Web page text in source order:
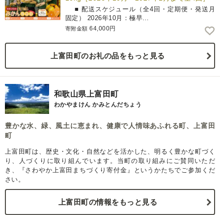
■ 配送スケジュール（全4回・定期便・発送月
固定） 2026年10月：極早…
寄附金額 64,000円
上富田町のお礼の品をもっと見る
和歌山県上富田町
わかやまけん かみとんだちょう
豊かな水、緑、風土に恵まれ、健康で人情味あふれる町、上富田
町
上富田町は、歴史・文化・自然などを活かした、明るく豊かな町づく
り、人づくりに取り組んでいます。当町の取り組みにご賛同いただ
き、『さわやか上富田まちづくり寄付金』というかたちでご参加くだ
さい。
上富田町の情報をもっと見る